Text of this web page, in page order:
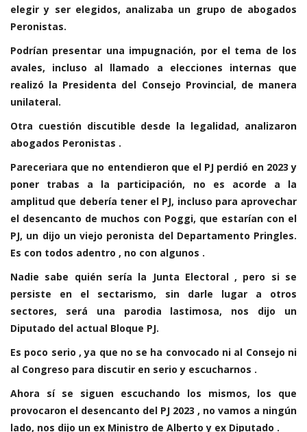
elegir y ser elegidos, analizaba un grupo de abogados
Peronistas.
Podrían presentar una impugnación, por el tema de los
avales, incluso al llamado a elecciones internas que
realizó la Presidenta del Consejo Provincial, de manera
unilateral.
Otra cuestión discutible desde la legalidad, analizaron
abogados Peronistas .
Pareceriara que no entendieron que el PJ perdió en 2023 y
poner trabas a la participación, no es acorde a la
amplitud que debería tener el PJ, incluso para aprovechar
el desencanto de muchos con Poggi, que estarían con el
PJ, un dijo un viejo peronista del Departamento Pringles.
Es con todos adentro , no con algunos .
Nadie sabe quién sería la Junta Electoral , pero si se
persiste en el sectarismo, sin darle lugar a otros
sectores, será una parodia lastimosa, nos dijo un
Diputado del actual Bloque PJ.
Es poco serio , ya que no se ha convocado ni al Consejo ni
al Congreso para discutir en serio y escucharnos .
Ahora sí se siguen escuchando los mismos, los que
provocaron el desencanto del PJ 2023 , no vamos a ningún
lado, nos dijo un ex Ministro de Alberto y ex Diputado .